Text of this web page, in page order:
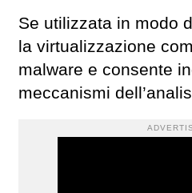
Se utilizzata in modo
la virtualizzazione
malware e consente
meccanismi